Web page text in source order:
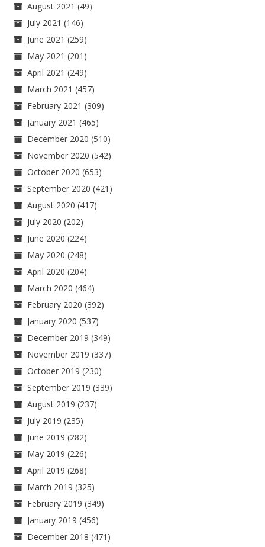
August 2021 (49)
July 2021 (146)
June 2021 (259)
May 2021 (201)
April 2021 (249)
March 2021 (457)
February 2021 (309)
January 2021 (465)
December 2020 (510)
November 2020 (542)
October 2020 (653)
September 2020 (421)
August 2020 (417)
July 2020 (202)
June 2020 (224)
May 2020 (248)
April 2020 (204)
March 2020 (464)
February 2020 (392)
January 2020 (537)
December 2019 (349)
November 2019 (337)
October 2019 (230)
September 2019 (339)
August 2019 (237)
July 2019 (235)
June 2019 (282)
May 2019 (226)
April 2019 (268)
March 2019 (325)
February 2019 (349)
January 2019 (456)
December 2018 (471)